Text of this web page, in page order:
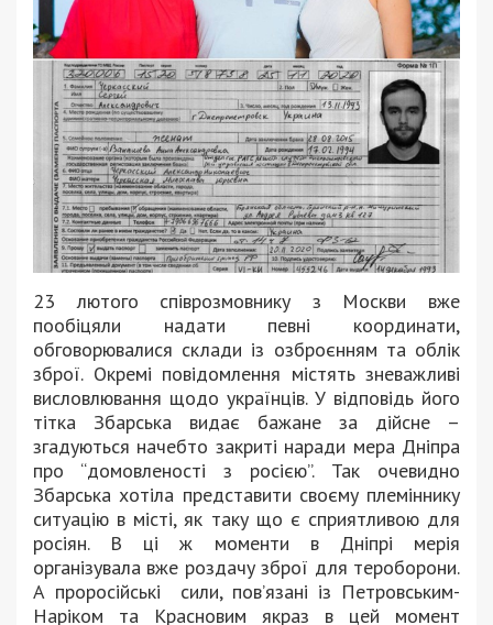
23 лютого співрозмовнику з Москви вже
пообіцяли надати певні координати,
обговорювалися склади із озброєнням та облік
зброї. Окремі повідомлення містять зневажливі
висловлювання щодо українців. У відповідь його
тітка Збарська видає бажане за дійсне –
згадуються начебто закриті наради мера Дніпра
про “домовленості з росією”. Так очевидно
Збарська хотіла представити своєму племіннику
ситуацію в місті, як таку що є сприятливою для
росіян. В ці ж моменти в Дніпрі мерія
організувала вже роздачу зброї для тероборони.
А проросійські сили, повʼязані із Петровським-
Наріком та Красновим якраз в цей момент